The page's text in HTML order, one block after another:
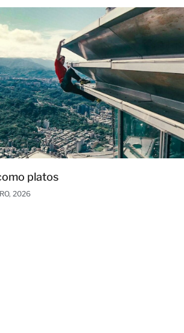
platos
2026